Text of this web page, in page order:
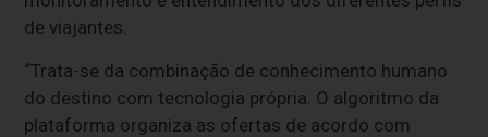
de viajantes.
“Trata-se da combinação de conhecimento humano
do destino com tecnologia própria. O algoritmo da
plataforma organiza as ofertas de acordo com